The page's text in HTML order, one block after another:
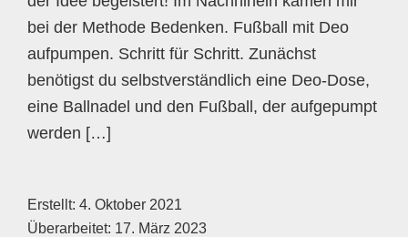
bei der Methode Bedenken. Fußball mit Deo
aufpumpen. Schritt für Schritt. Zunächst
benötigst du selbstverständlich eine Deo-Dose,
eine Ballnadel und den Fußball, der aufgepumpt
werden […]
Erstellt: 4. Oktober 2021
Überarbeitet: 17. März 2023